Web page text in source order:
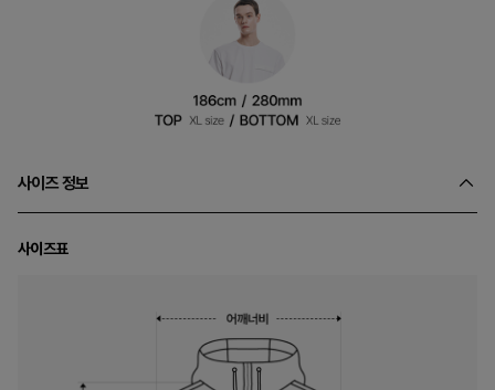
사이즈 정보
사이즈표